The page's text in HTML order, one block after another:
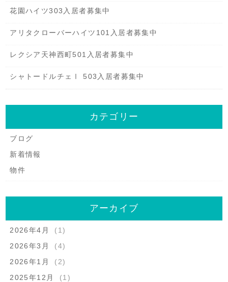
花園ハイツ303入居者募集中
アリタクローバーハイツ101入居者募集中
レクシア天神西町501入居者募集中
シャトードルチェⅠ 503入居者募集中
カテゴリー
ブログ
新着情報
物件
アーカイブ
2026年4月
(1)
2026年3月
(4)
2026年1月
(2)
2025年12月
(1)